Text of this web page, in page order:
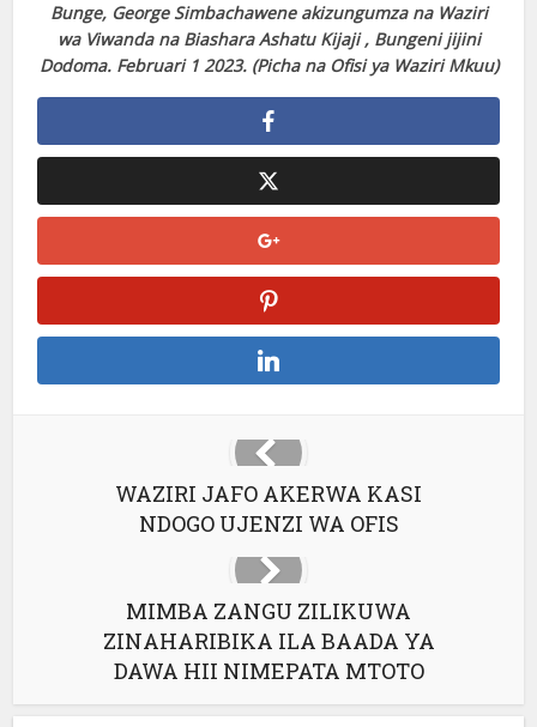
Bunge, George Simbachawene akizungumza na Waziri
wa Viwanda na Biashara Ashatu Kijaji , Bungeni jijini
Dodoma. Februari 1 2023. (Picha na Ofisi ya Waziri Mkuu)
WAZIRI JAFO AKERWA KASI
NDOGO UJENZI WA OFIS
MIMBA ZANGU ZILIKUWA
ZINAHARIBIKA ILA BAADA YA
DAWA HII NIMEPATA MTOTO